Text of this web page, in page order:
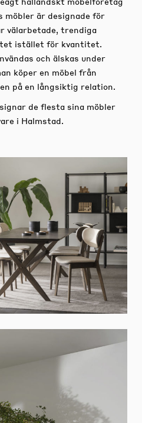
möbler är designade för
välarbetade, trendiga
istället för kvantitet.
och älskas under
köper en möbel från
på en långsiktig relation.
de flesta sina möbler
i Halmstad.